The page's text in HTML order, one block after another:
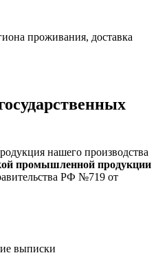
проживания, доставка
нашего производства
промышленной продукции
РФ №719 от
выписки